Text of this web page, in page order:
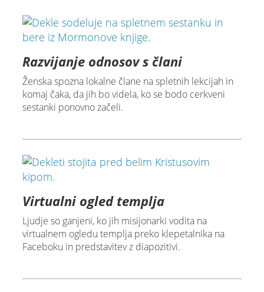
Razvijanje odnosov s člani
Ženska spozna lokalne člane na spletnih lekcijah in
komaj čaka, da jih bo videla, ko se bodo cerkveni
sestanki ponovno začeli.
Virtualni ogled templja
Ljudje so ganjeni, ko jih misijonarki vodita na
virtualnem ogledu templja preko klepetalnika na
Faceboku in predstavitev z diapozitivi.